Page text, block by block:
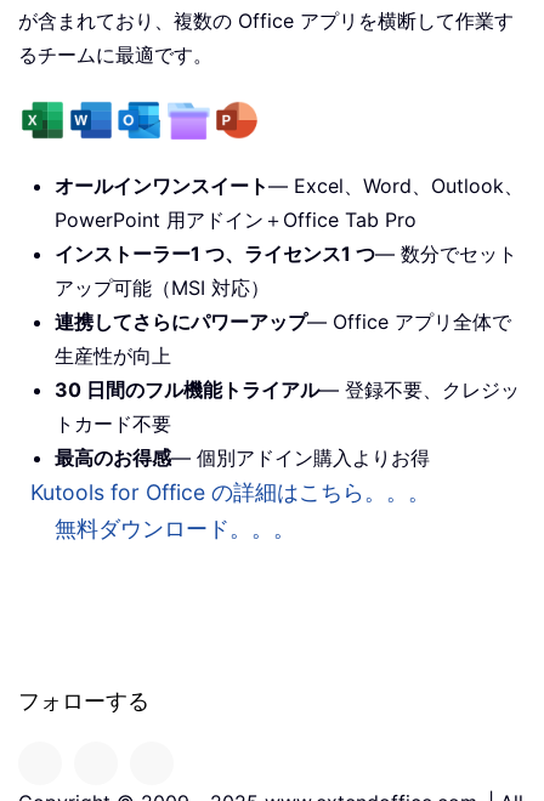
が含まれており、複数の Office アプリを横断して作業す
るチームに最適です。
オールインワンスイート— Excel、Word、Outlook、
PowerPoint 用アドイン＋Office Tab Pro
インストーラー1 つ、ライセンス1 つ— 数分でセット
アップ可能（MSI 対応）
連携してさらにパワーアップ— Office アプリ全体で
生産性が向上
30 日間のフル機能トライアル— 登録不要、クレジッ
トカード不要
最高のお得感— 個別アドイン購入よりお得
Kutools for Office の詳細はこちら。。。
無料ダウンロード。。。
フォローする